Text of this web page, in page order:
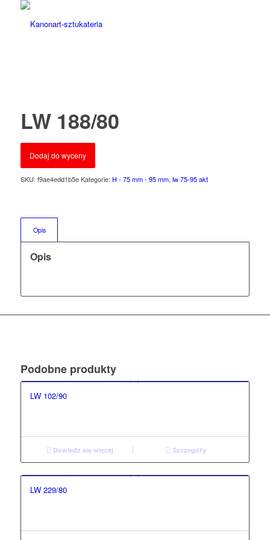
LW 188/80
Dodaj do wyceny
SKU: f9ae4edd1b5e Kategorie: H - 75 mm - 95 mm, lw 75-95 akt
Opis
Opis
Podobne produkty
LW 102/90
Dowiedz się więcej Szczegóły
LW 229/80